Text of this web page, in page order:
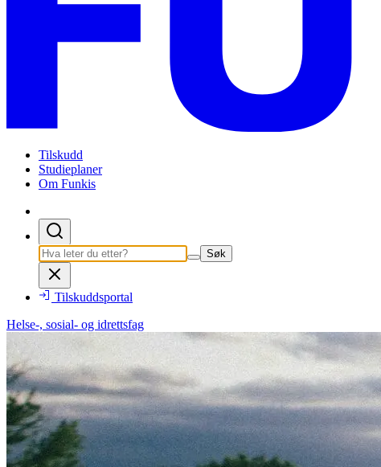
Tilskudd
Studieplaner
Om Funkis
Søk
Tilskuddsportal
Helse-, sosial- og idrettsfag